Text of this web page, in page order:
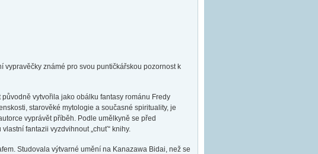
vypravěčky známé pro svou puntičkářskou pozornost k
vytvořila jako obálku fantasy románu Fredy
starověké mytologie a současné spirituality, je
vyprávět příběh. Podle umělkyně se před
fantazii vyzdvihnout „chuť“ knihy.
Studovala výtvarné umění na Kanazawa Bidai, než se